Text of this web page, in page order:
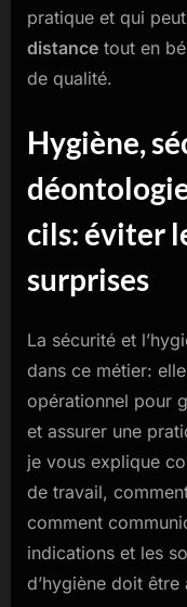
pratique et qui
distance tout en
de qualité.
Hygiène,
cils: éviter
surprises
La sécurité et
dans ce métier:
opérationnel pour
et assurer une
je vous explique
de travail,
comment
indications et les
d’hygiène doit